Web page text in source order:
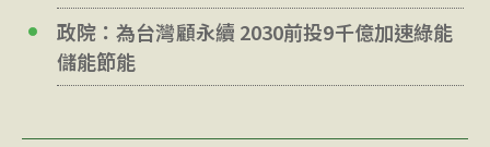
政院：為台灣顧永續 2030前投9千億加速綠能
儲能節能